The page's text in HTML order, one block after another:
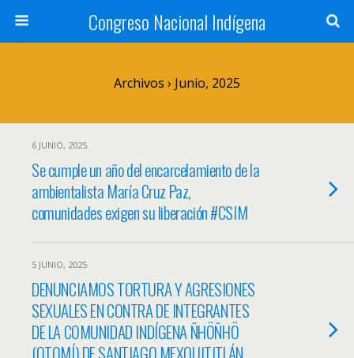
Congreso Nacional Indígena
Archivos › Junio, 2025
6 JUNIO, 2025
Se cumple un año del encarcelamiento de la
ambientalista María Cruz Paz,
comunidades exigen su liberación #CSIM
5 JUNIO, 2025
DENUNCIAMOS TORTURA Y AGRESIONES
SEXUALES EN CONTRA DE INTEGRANTES
DE LA COMUNIDAD INDÍGENA ÑHÖÑHÖ
(OTOMÍ) DE SANTIAGO MEXQUITITLÁN,